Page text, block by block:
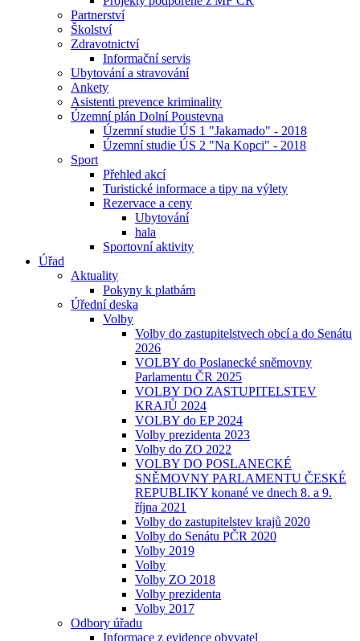
Partnerství
Školství
Zdravotnictví
Informační servis
Ubytování a stravování
Ankety
Asistenti prevence kriminality
Územní plán Dolní Poustevna
Územní studie ÚS 1 "Jakamado" - 2018
Územní studie ÚS 2 "Na Kopci" - 2018
Sport
Přehled akcí
Turistické informace a tipy na výlety
Rezervace a ceny
Ubytování
hala
Sportovní aktivity
Úřad
Aktuality
Pokyny k platbám
Úřední deska
Volby
Volby do zastupitelstvech obcí a do Senátu
2026
VOLBY do Poslanecké sněmovny
Parlamentu ČR 2025
VOLBY DO ZASTUPITELSTEV
KRAJŮ 2024
VOLBY do EP 2024
Volby prezidenta 2023
Volby do ZO 2022
VOLBY DO POSLANECKÉ
SNĚMOVNY PARLAMENTU ČESKÉ
REPUBLIKY konané ve dnech 8. a 9.
října 2021
Volby do zastupitelstev krajů 2020
Volby do Senátu PČR 2020
Volby 2019
Volby
Volby ZO 2018
Volby prezidenta
Volby 2017
Odbory úřadu
Informace z evidence obyvatel